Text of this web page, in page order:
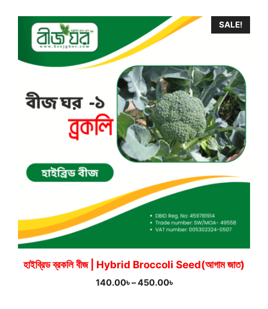
through
210.00৳
SALE!
হাইব্রিড ব্রকলি বীজ | Hybrid Broccoli Seed(আগাম জাত)
140.00৳–450.00৳Price